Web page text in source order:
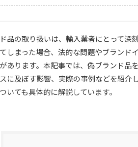
品の取り扱いは、輸入業者にとって深
しまった場合、法的な問題やブランド
あります。本記事では、偽ブランド品
に及ぼす影響、実際の事例などを紹介
いても具体的に解説しています。